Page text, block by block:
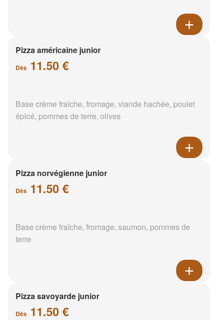
Pizza américaine junior
Dès 11.50 €
Base crème fraîche, fromage, viande hachée, poulet
épicé, pommes de terre, olives
Pizza norvégienne junior
Dès 11.50 €
Base crème fraîche, fromage, saumon, pommes de
terre
Pizza savoyarde junior
Dès 11.50 €